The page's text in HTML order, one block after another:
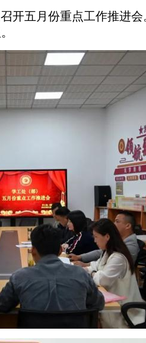
开五月份重点工作推进